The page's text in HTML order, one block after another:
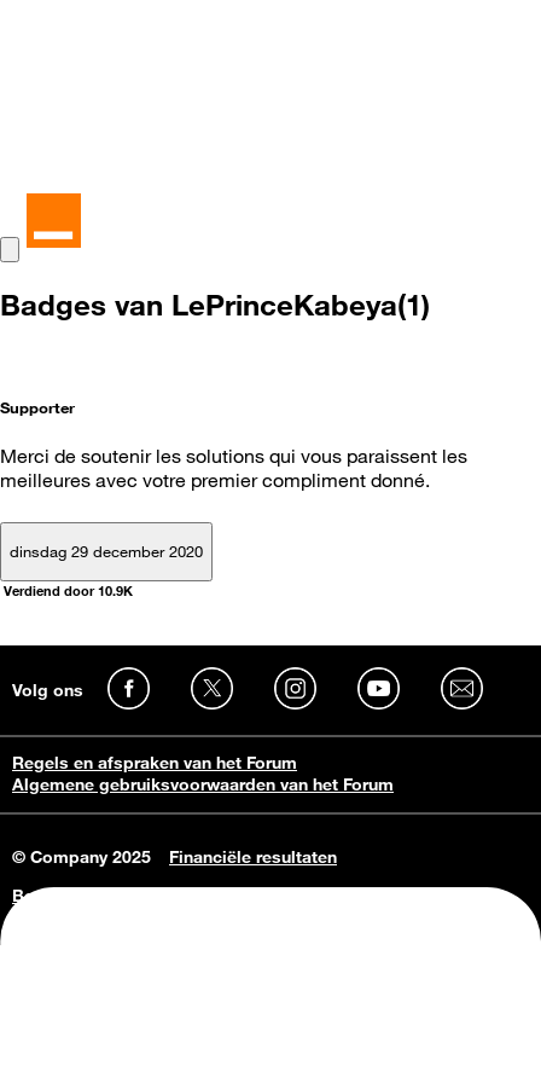
Badges van LePrinceKabeya(1)
Supporter
Merci de soutenir les solutions qui vous paraissent les
meilleures avec votre premier compliment donné.
dinsdag 29 december 2020
Verdiend door 10.9K
Volg ons
Regels en afspraken van het Forum
Algemene gebruiksvoorwaarden van het Forum
© Company 2025
Financiële resultaten
Bedrijfsgegevens